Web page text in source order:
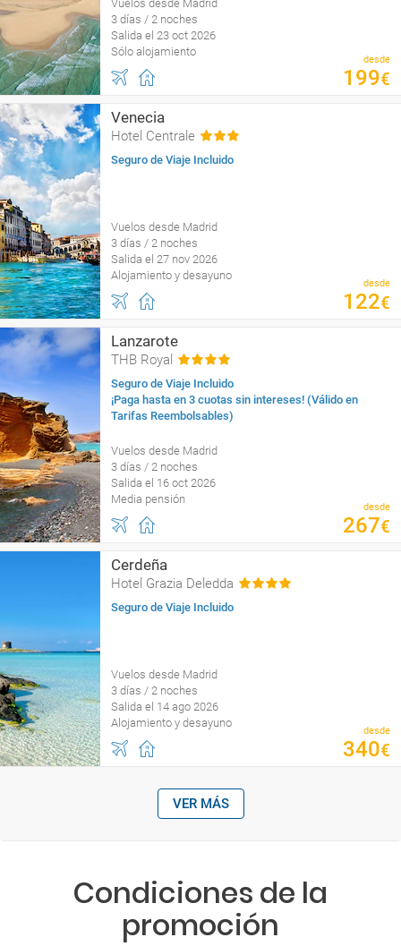
Vuelos desde Madrid
3 días / 2 noches
Salida el 23 oct 2026
Sólo alojamiento
desde
199€
Venecia
Hotel Centrale
Seguro de Viaje Incluido
Vuelos desde Madrid
3 días / 2 noches
Salida el 27 nov 2026
Alojamiento y desayuno
desde
122€
Lanzarote
THB Royal
Seguro de Viaje Incluido
¡Paga hasta en 3 cuotas sin intereses! (Válido en
Tarifas Reembolsables)
Vuelos desde Madrid
3 días / 2 noches
Salida el 16 oct 2026
Media pensión
desde
267€
Cerdeña
Hotel Grazia Deledda
Seguro de Viaje Incluido
Vuelos desde Madrid
3 días / 2 noches
Salida el 14 ago 2026
Alojamiento y desayuno
desde
340€
VER MÁS
Condiciones de la
promoción